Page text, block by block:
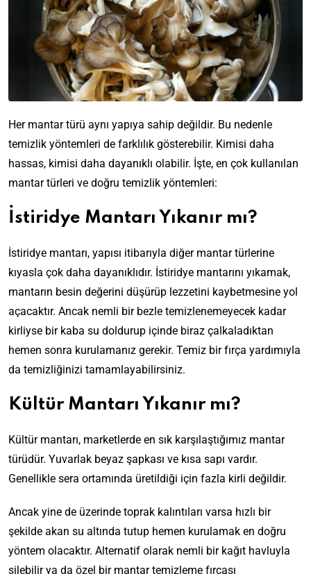
Her mantar türü aynı yapıya sahip değildir. Bu nedenle
temizlik yöntemleri de farklılık gösterebilir. Kimisi daha
hassas, kimisi daha dayanıklı olabilir. İşte, en çok kullanılan
mantar türleri ve doğru temizlik yöntemleri:
İstiridye Mantarı Yıkanır mı?
İstiridye mantarı, yapısı itibarıyla diğer mantar türlerine
kıyasla çok daha dayanıklıdır. İstiridye mantarını yıkamak,
mantarın besin değerini düşürüp lezzetini kaybetmesine yol
açacaktır. Ancak nemli bir bezle temizlenemeyecek kadar
kirliyse bir kaba su doldurup içinde biraz çalkaladıktan
hemen sonra kurulamanız gerekir. Temiz bir fırça yardımıyla
da temizliğinizi tamamlayabilirsiniz.
Kültür Mantarı Yıkanır mı?
Kültür mantarı, marketlerde en sık karşılaştığımız mantar
türüdür. Yuvarlak beyaz şapkası ve kısa sapı vardır.
Genellikle sera ortamında üretildiği için fazla kirli değildir.
Ancak yine de üzerinde toprak kalıntıları varsa hızlı bir
şekilde akan su altında tutup hemen kurulamak en doğru
yöntem olacaktır. Alternatif olarak nemli bir kağıt havluyla
silebilir ya da özel bir mantar temizleme fırçası